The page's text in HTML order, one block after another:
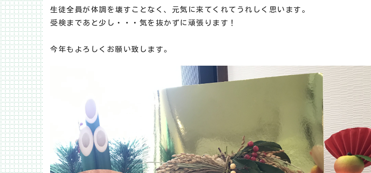
生徒全員が体調を壊すことなく、元気に来てくれてうれしく思います。
受検まであと少し・・・気を抜かずに頑張ります！
今年もよろしくお願い致します。